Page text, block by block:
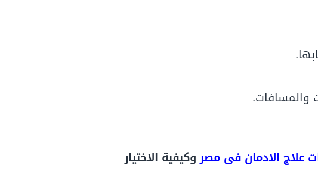
والمسافات.
علاج الادمان فى مصروكيفية الاختيار